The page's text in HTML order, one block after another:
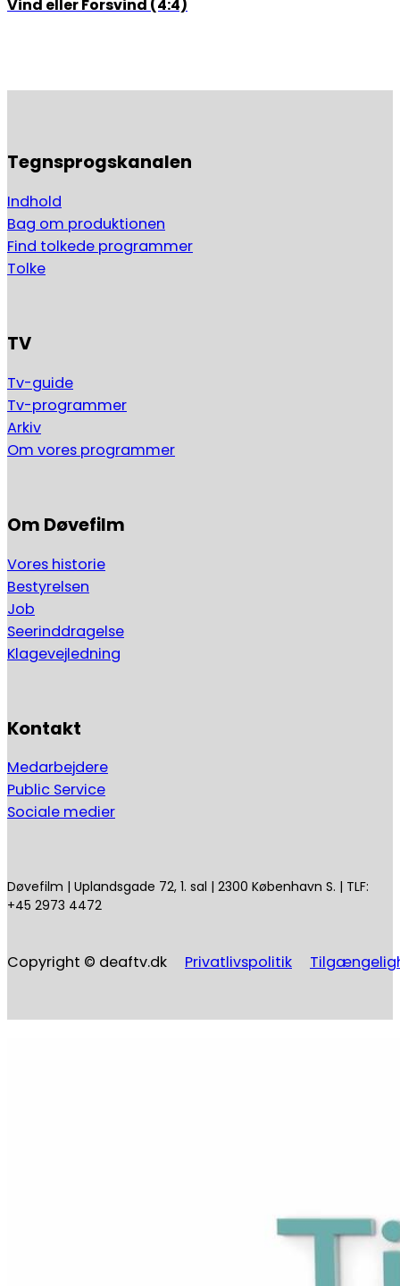
Vind eller Forsvind (4:4)
Tegnsprogskanalen
Indhold
Bag om produktionen
Find tolkede programmer
Tolke
TV
Tv-guide
Tv-programmer
Arkiv
Om vores programmer
Om Døvefilm
Vores historie
Bestyrelsen
Job
Seerinddragelse
Klagevejledning
Kontakt
Medarbejdere
Public Service
Sociale medier
Døvefilm | Uplandsgade 72, 1. sal | 2300 København S. | TLF:
+45 2973 4472
Copyright © deaftv.dk Privatlivspolitik